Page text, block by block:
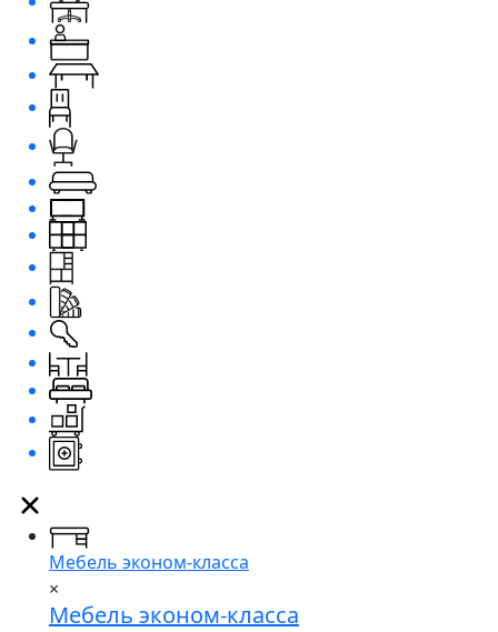
Мебель эконом-класса
×
Мебель эконом-класса